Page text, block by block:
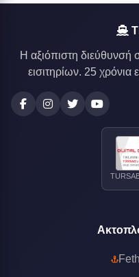
Η αξιόπιστη διεύθυνσή
εισιτηρίων. 25 χρόνια